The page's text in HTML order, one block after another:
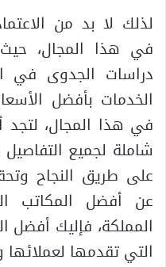
لذلك لا بد من
في هذا المجال،
دراسات الجدوى في
الخدمات بأفضل
في هذا المجال،
شاملة لجميع
على طريق النجاح
عن أفضل المكاتب
المملكة، فإليك أفضل
التي تقدمها